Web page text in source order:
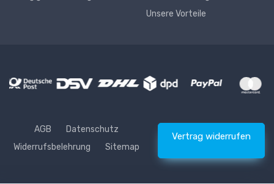
Unsere Vorteile
AGB
Datenschutz
Widerrufsbelehrung
Sitemap
Vertrag widerrufen